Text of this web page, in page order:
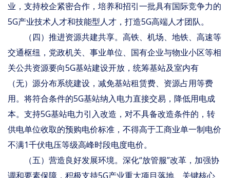
业，支持校企紧密合作，培养和招引一批具有国际竞争力的
5G产业技术人才和技能型人才，打造5G高端人才团队。
（四）推进资源共建共享。高铁、机场、地铁、高速等
交通枢纽，党政机关、事业单位、国有企业与物业小区等相
关公共资源要向5G基站建设开放，统筹基站及室内有
（无）源分布系统建设，减免基站租赁费、资源占用等费
用。将符合条件的5G基站纳入电力直接交易，降低用电成
本。支持5G基站电力引入改造，对不具备改造条件的，转
供电单位收取的预购电价标准，不得高于工商业单一制电价
不满1千伏电压等级高峰时段电度电价。
（五）营造良好发展环境。深化“放管服”改革，加强协
调和要素保障，积极支持5G产业重大项目落地、关键核心